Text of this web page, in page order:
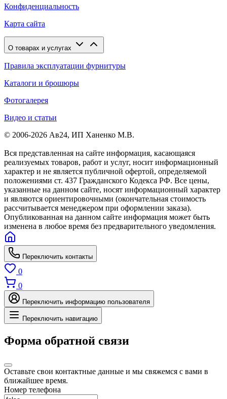
Конфиденциальность
Карта сайта
О товарах и услугах
Правила эксплуатации фурнитуры
Каталоги и брошюры
Фотогалерея
Видео и статьи
© 2006-2026 Ав24, ИП Ханенко М.В.
Вся представленная на сайте информация, касающаяся
реализуемых товаров, работ и услуг, носит информационный
характер и не является публичной офертой, определяемой
положениями ст. 437 Гражданского Кодекса РФ. Все цены,
указанные на данном сайте, носят информационный характер
и являются ориентировочными (окончательная стоимость
рассчитывается менеджером при оформлении заказа).
Опубликованная на данном сайте информация может быть
изменена в любое время без предварительного уведомления.
Переключить контакты
0
0
Переключить информацию пользователя
Переключить навигацию
Форма обратной связи
Оставьте свои контактные данные и мы свяжемся с вами в
ближайшее время.
Номер телефона